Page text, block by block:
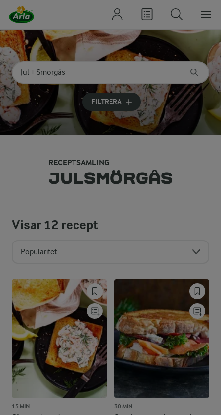
Sök på kategori eller ingrediens
Skriv in sökord för att få förslag
FILTRERA
RECEPTSAMLING
JULSMÖRGÅS
Visar12 recept
Popularitet
15 MIN 30 MIN